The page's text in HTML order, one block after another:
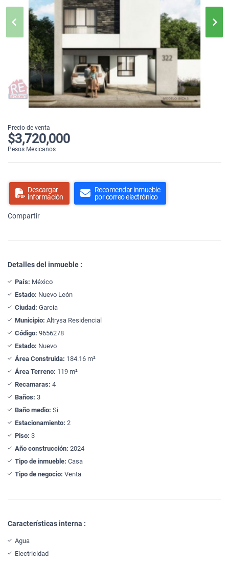
Precio de venta
$3,720,000
Pesos Mexicanos
Descargar
información
Recomendar inmueble
por correo electrónico
Compartir
Detalles del inmueble :
País: México
Estado: Nuevo León
Ciudad: Garcia
Municipio: Altrysa Residencial
Código: 9656278
Estado: Nuevo
Área Construida: 184.16 m²
Área Terreno: 119 m²
Recamaras: 4
Baños: 3
Baño medio: Si
Estacionamiento: 2
Piso: 3
Año construcción: 2024
Tipo de inmueble: Casa
Tipo de negocio: Venta
Características interna :
Agua
Electricidad